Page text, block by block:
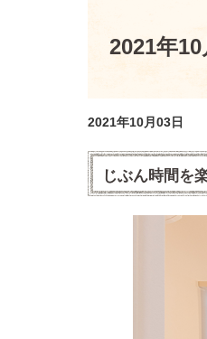
2021年10
2021年10月03日
じぶん時間を